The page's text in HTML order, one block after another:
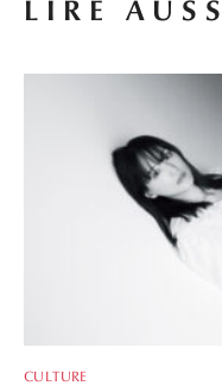
LIRE
CULTURE